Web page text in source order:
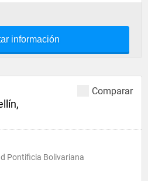
información
Comparar
Pontificia Bolivariana